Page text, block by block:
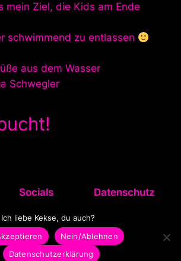
mein Ziel, die Kids am Ende
schwimmend zu entlassen
aus dem Wasser
Schwegler
Socials
Facebook
Instagram
Newsletter
Datenschutz
Datenschutz
AGB
Ich liebe Kekse, du auch?
Nein/Ablehnen
Datenschutzerklärung